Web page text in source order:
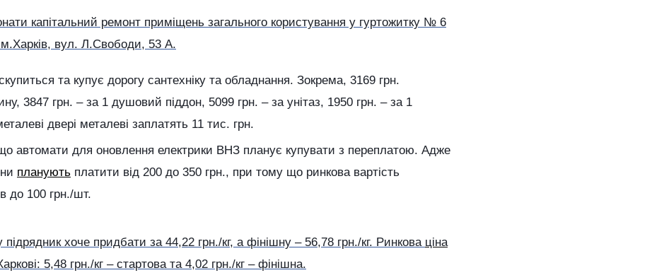
капітальний ремонт приміщень загального користування у гуртожитку № 6
вул. Л.Свободи, 53 А.
та купує дорогу сантехніку та обладнання. Зокрема, 3169 грн.
3847 грн. – за 1 душовий піддон, 5099 грн. – за унітаз, 1950 грн. – за 1
двері металеві заплатять 11 тис. грн.
автомати для оновлення електрики ВНЗ планує купувати з переплатою. Адже
планують платити від 200 до 350 грн., при тому що ринкова вартість
до 100 грн./шт.
підрядник хоче придбати за 44,22 грн./кг, а фінішну – 56,78 грн./кг. Ринкова ціна
5,48 грн./кг – стартова та 4,02 грн./кг – фінішна.